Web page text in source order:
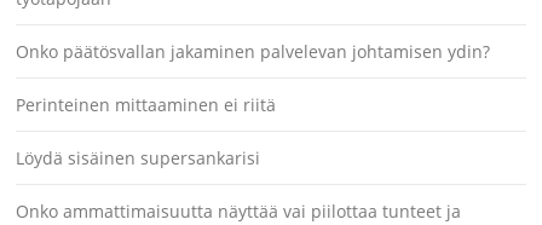
Onko päätösvallan jakaminen palvelevan johtamisen ydin?
Perinteinen mittaaminen ei riitä
Löydä sisäinen supersankarisi
Onko ammattimaisuutta näyttää vai piilottaa tunteet ja